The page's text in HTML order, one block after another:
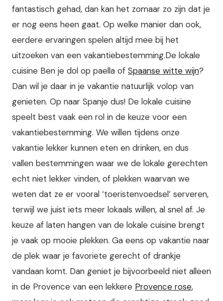
fantastisch gehad, dan kan het zomaar zo zijn dat je
er nog eens heen gaat. Op welke manier dan ook,
eerdere ervaringen spelen altijd mee bij het
uitzoeken van een vakantiebestemming.De lokale
cuisine Ben je dol op paella of Spaanse witte wijn?
Dan wil je daar in je vakantie natuurlijk volop van
genieten. Op naar Spanje dus! De lokale cuisine
speelt best vaak een rol in de keuze voor een
vakantiebestemming. We willen tijdens onze
vakantie lekker kunnen eten en drinken, en dus
vallen bestemmingen waar we de lokale gerechten
echt niet lekker vinden, of plekken waarvan we
weten dat ze er vooral ‘toeristenvoedsel’ serveren,
terwijl we juist iets meer lokaals willen, al snel af. Je
keuze af laten hangen van de lokale cuisine brengt
je vaak op mooie plekken. Ga eens op vakantie naar
de plek waar je favoriete gerecht of drankje
vandaan komt. Dan geniet je bijvoorbeeld niet alleen
in de Provence van een lekkere Provence rose,